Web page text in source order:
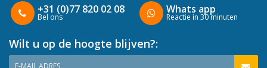
+31 (0)77 820 02 08
Bel ons
Whats app
Reactie in 30 minuten
Wilt u op de hoogte blijven?:
E-MAIL ADRES